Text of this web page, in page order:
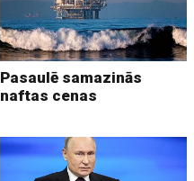
Pasaulē samazinās
naftas cenas